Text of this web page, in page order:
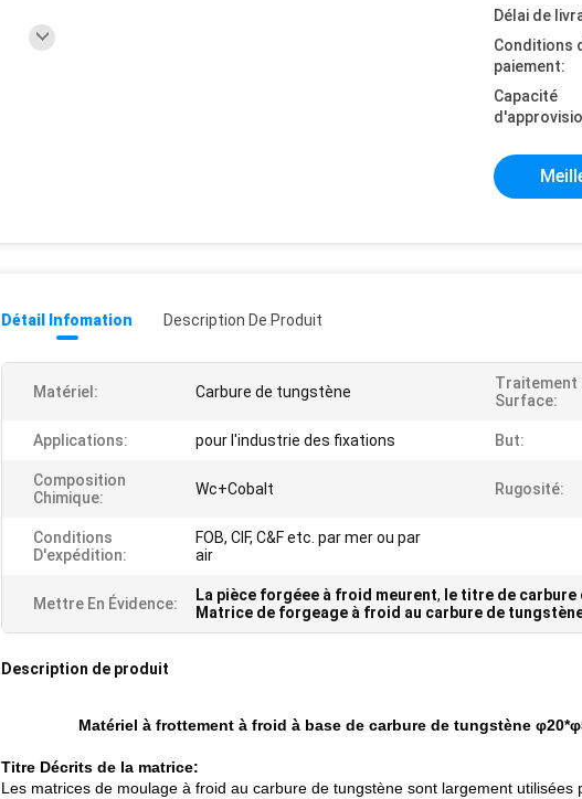
Délai de
Conditions
paiement:
Capacité
Détail Infomation Description De Produit
Matériel: Carbure de tungstène
Traitement
Surface:
Applications: pour l'industrie des fixations But:
Composition
Chimique:
Wc+Cobalt Rugosité:
Conditions
D'expédition:
FOB, CIF, C&F etc. par mer ou par
air
Mettre En Évidence: La pièce forgéee à froid meurent, le titre de
Matrice de forgeage à froid au carbure de
Description de produit
Matériel à frottement à froid à base de carbure de tungstène
Titre Décrits de la matrice:
Les matrices de moulage à froid au carbure de tungstène sont largement